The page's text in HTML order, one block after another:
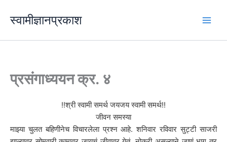
स्वामीज्ञानप्रकाश
प्रसंगाध्ययन क्र. ४
!!श्री स्वामी समर्थ जयजय स्वामी समर्थ!!
जीवन समस्या
माझ्या चुलत बहिणीनेच विचारलेला प्रश्न आहे. शनिवार रविवार सुट्टी साजरी